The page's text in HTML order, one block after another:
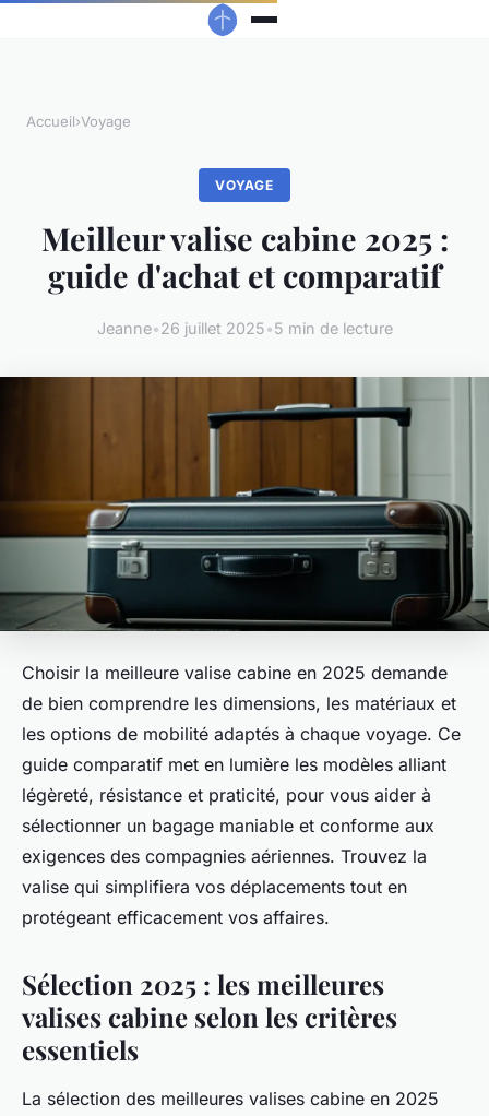
Accueil›Voyage
VOYAGE
Meilleur valise cabine 2025 :
guide d'achat et comparatif
Jeanne•26 juillet 2025•5 min de lecture
Choisir la meilleure valise cabine en 2025 demande
de bien comprendre les dimensions, les matériaux et
les options de mobilité adaptés à chaque voyage. Ce
guide comparatif met en lumière les modèles alliant
légèreté, résistance et praticité, pour vous aider à
sélectionner un bagage maniable et conforme aux
exigences des compagnies aériennes. Trouvez la
valise qui simplifiera vos déplacements tout en
protégeant efficacement vos affaires.
Sélection 2025 : les meilleures
valises cabine selon les critères
essentiels
La sélection des meilleures valises cabine en 2025